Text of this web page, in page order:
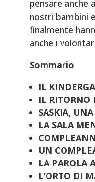
pensare anche
nostri bambini
finalmente
anche i
Sommario
IL
IL RITORNO
SASKIA,
LA SALA
UN
LA PAROLA
L’ORTO DI